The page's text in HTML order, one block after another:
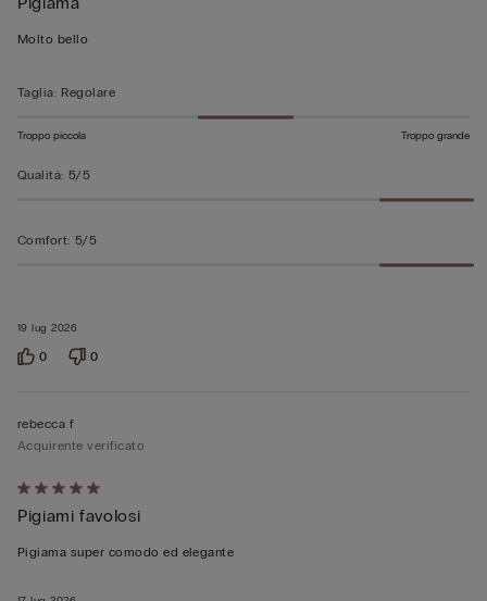
5
su
19 lug 2026
Molto bello
Taglia: Regolare
Troppo piccola Troppo grande
Qualità: 5/5
Comfort: 5/5
0 0
Valutato
5
su
rebecca f
Acquirente verificato
Pigiami favolosi
Pigiama super comodo ed elegante